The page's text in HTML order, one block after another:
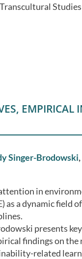
calendar
Studies
EMPIRICAL
Singer-Brodowski,
in
as a dynamic field of
presents key
findings on the
related